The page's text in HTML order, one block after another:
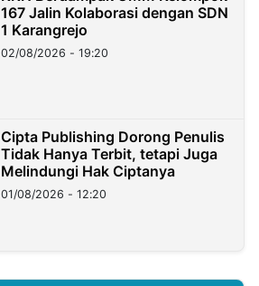
167 Jalin Kolaborasi dengan SDN
1 Karangrejo
02/08/2026 - 19:20
Cipta Publishing Dorong Penulis
Tidak Hanya Terbit, tetapi Juga
Melindungi Hak Ciptanya
01/08/2026 - 12:20